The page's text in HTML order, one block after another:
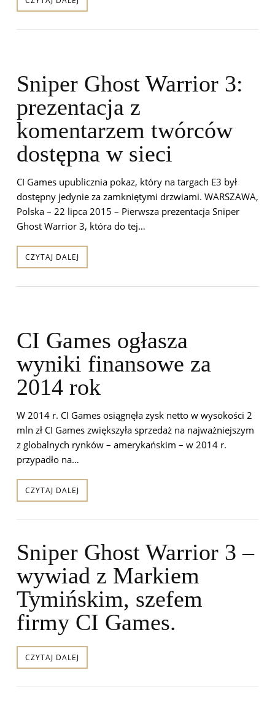
Sniper Ghost Warrior 3:
prezentacja z
komentarzem twórców
dostępna w sieci
CI Games upublicznia pokaz, który na targach E3 był
dostępny jedynie za zamkniętymi drzwiami. WARSZAWA,
Polska – 22 lipca 2015 – Pierwsza prezentacja Sniper
Ghost Warrior 3, która do tej…
CZYTAJ DALEJ
CI Games ogłasza
wyniki finansowe za
2014 rok
W 2014 r. CI Games osiągnęła zysk netto w wysokości 2
mln zł CI Games zwiększyła sprzedaż na najważniejszym
z globalnych rynków – amerykańskim – w 2014 r.
przypadło na…
CZYTAJ DALEJ
Sniper Ghost Warrior 3 –
wywiad z Markiem
Tymińskim, szefem
firmy CI Games.
CZYTAJ DALEJ